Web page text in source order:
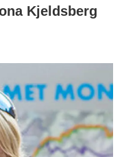
Kjeldsberg